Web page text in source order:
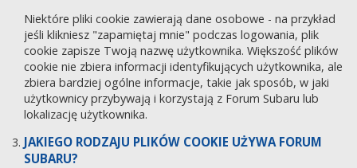
Niektóre pliki cookie zawierają dane osobowe - na przykład
jeśli klikniesz "zapamiętaj mnie" podczas logowania, plik
cookie zapisze Twoją nazwę użytkownika. Większość plików
cookie nie zbiera informacji identyfikujących użytkownika, ale
zbiera bardziej ogólne informacje, takie jak sposób, w jaki
użytkownicy przybywają i korzystają z Forum Subaru lub
lokalizację użytkownika.
JAKIEGO RODZAJU PLIKÓW COOKIE UŻYWA FORUM
SUBARU?